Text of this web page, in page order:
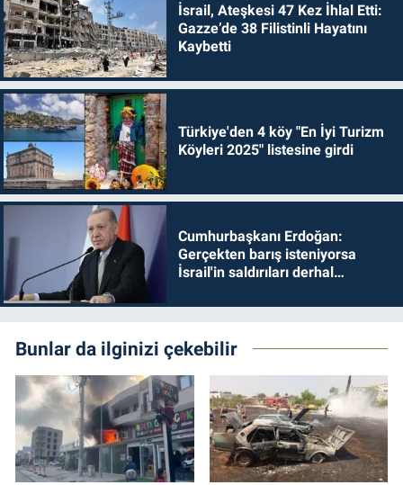
İsrail, Ateşkesi 47 Kez İhlal Etti:
Gazze’de 38 Filistinli Hayatını
Kaybetti
Türkiye'den 4 köy "En İyi Turizm
Köyleri 2025" listesine girdi
Cumhurbaşkanı Erdoğan:
Gerçekten barış isteniyorsa
İsrail'in saldırıları derhal
Bunlar da ilginizi çekebilir